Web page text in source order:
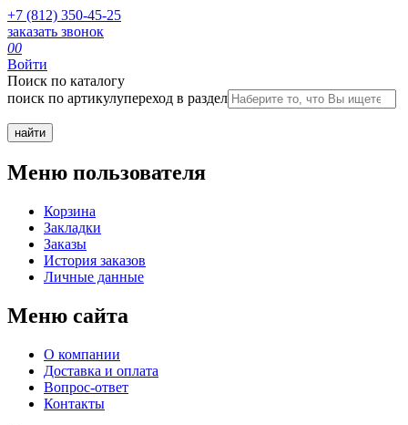
+7 (812) 350-45-25
заказать звонок
00
Войти
Поиск по каталогу
поиск по артикулупереход в раздел
Меню пользователя
Корзина
Закладки
Заказы
История заказов
Личные данные
Меню сайта
О компании
Доставка и оплата
Вопрос-ответ
Контакты